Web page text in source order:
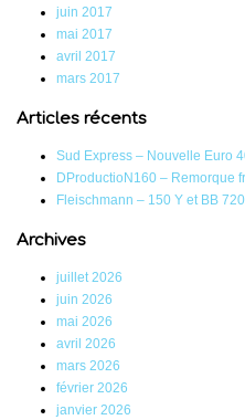
juin 2017
mai 2017
avril 2017
mars 2017
Articles récents
Sud Express – Nouvelle Euro
DProductioN160 – Remorque
Fleischmann – 150 Y et BB
Archives
juillet 2026
juin 2026
mai 2026
avril 2026
mars 2026
février 2026
janvier 2026